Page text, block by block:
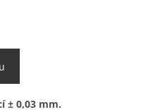
± 0,03 mm.